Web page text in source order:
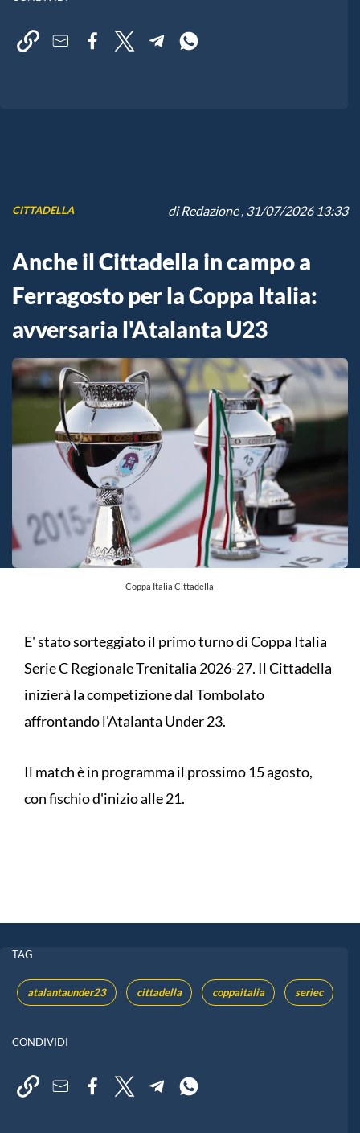
CITTADELLA diRedazione, 31/07/2026 13:33
Anche il Cittadella in campo a
Ferragosto per la Coppa Italia:
avversaria l'Atalanta U23
Coppa Italia Cittadella
E' stato sorteggiato il primo turno di Coppa Italia
Serie C Regionale Trenitalia 2026-27. Il Cittadella
inizierà la competizione dal Tombolato
affrontando l'Atalanta Under 23.
Il match è in programma il prossimo 15 agosto,
con fischio d'inizio alle 21.
TAG
atalantaunder23 cittadella coppaitalia seriec
CONDIVIDI